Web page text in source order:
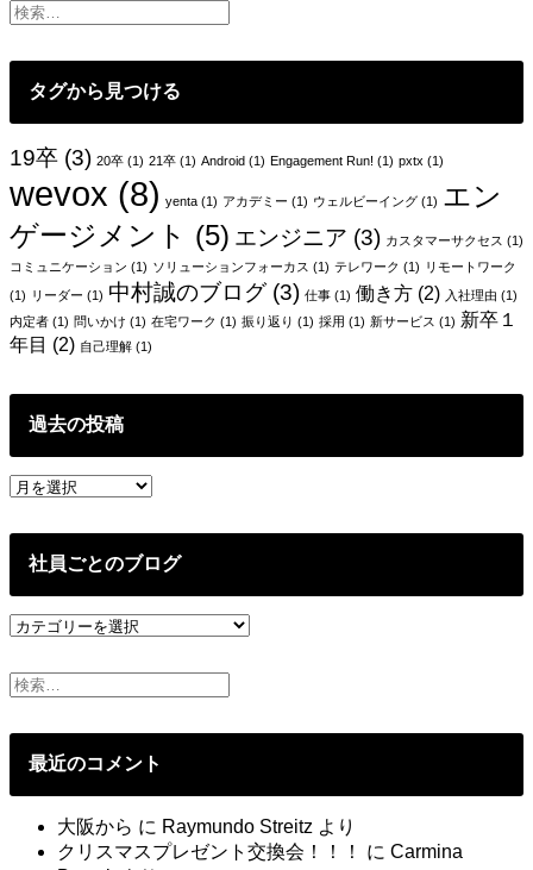
ナ
ビ
ゲ
ー
シ
ョ
ン
タグから見つける
19卒 (3) 20卒 (1) 21卒 (1) Android (1) Engagement Run! (1) pxtx (1)
wevox (8) yenta (1) アカデミー (1) ウェルビーイング (1) エン
ゲージメント (5) エンジニア (3) カスタマーサクセス (1)
コミュニケーション (1) ソリューションフォーカス (1) テレワーク (1) リモートワーク
(1) リーダー (1) 中村誠のブログ(3) 仕事 (1) 働き方 (2) 入社理由 (1)
内定者 (1) 問いかけ (1) 在宅ワーク (1) 振り返り (1) 採用 (1) 新サービス (1) 新卒１
年目 (2) 自己理解 (1)
過去の投稿
過
の
社員ごとのブログ
社
ご
と
グ
最近のコメント
大阪から に Raymundo Streitz より
クリスマスプレゼント交換会！！！
に Carmina